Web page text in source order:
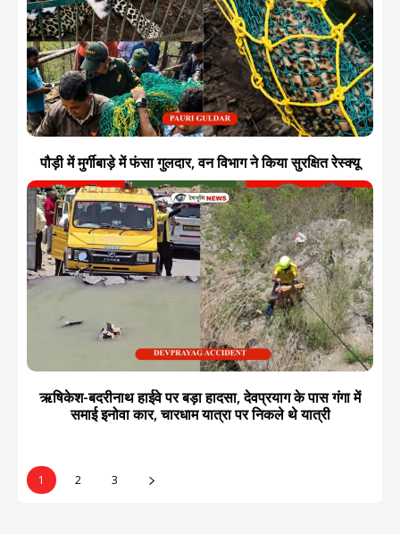
पौड़ी में मुर्गीबाड़े में फंसा गुलदार, वन विभाग ने किया सुरक्षित रेस्क्यू
ऋषिकेश-बदरीनाथ हाईवे पर बड़ा हादसा, देवप्रयाग के पास गंगा में
समाई इनोवा कार, चारधाम यात्रा पर निकले थे यात्री
1 2 3